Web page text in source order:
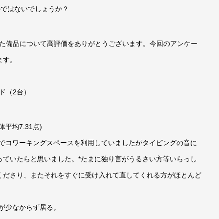
はないでしょうか？
備品について高評価をありがとうございます。今回のアンケー
。
（2台）
平均7.31点)
ワーキングスペースを利用していましたがタイピングの音に
いたらと思いました。*たまに独り言がうるさい方等いらっし
さり、またそれをすぐに受け入れて直してくれる方がほとんど
少なからず居る。